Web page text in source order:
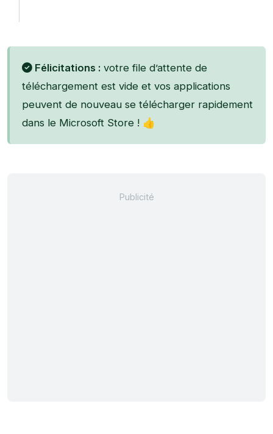
Félicitations : votre file d’attente de
téléchargement est vide et vos applications
peuvent de nouveau se télécharger rapidement
dans le Microsoft Store ! 👍